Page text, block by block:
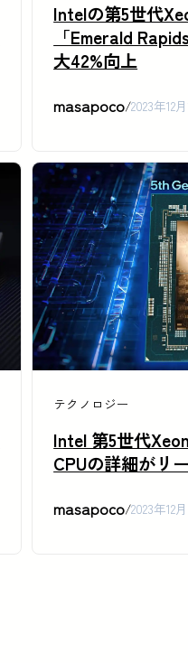
Intelの第5世代
「Emerald
大42%向上
masapoco/2023年12
テクノロジー
Intel 第5世代
CPUの詳細がリ
masapoco/2023年12